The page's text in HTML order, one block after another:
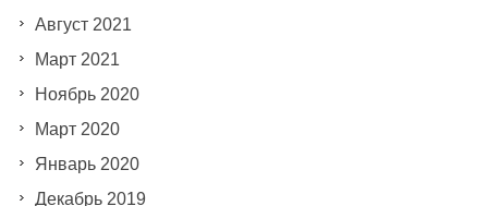
Август 2021
Март 2021
Ноябрь 2020
Март 2020
Январь 2020
Декабрь 2019